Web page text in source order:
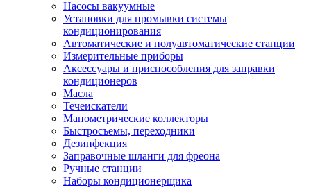
Насосы вакуумные
Установки для промывки системы
кондиционирования
Автоматические и полуавтоматические станции
Измерительные приборы
Аксессуары и приспособления для заправки
кондиционеров
Масла
Течеискатели
Манометрические коллекторы
Быстросъемы, переходники
Дезинфекция
Заправочные шланги для фреона
Ручные станции
Наборы кондиционерщика